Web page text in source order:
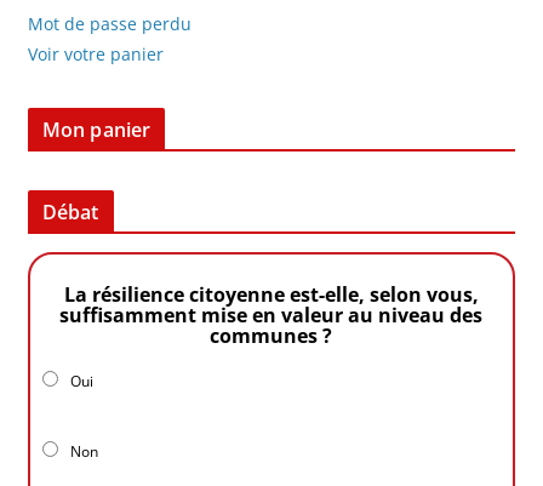
Mot de passe perdu
Voir votre panier
Mon panier
Débat
La résilience citoyenne est-elle, selon vous,
suffisamment mise en valeur au niveau des
communes ?
Oui
Non